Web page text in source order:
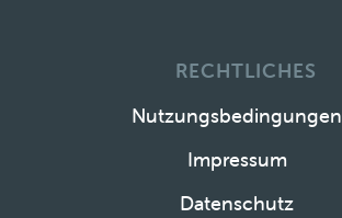
RECHTLICHES
Nutzungsbedingungen
Impressum
Datenschutz